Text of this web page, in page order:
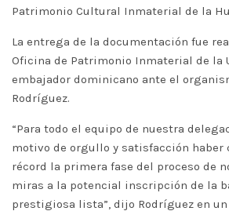
Patrimonio Cultural Inmaterial de la
La entrega de la documentación fue
Oficina de Patrimonio Inmaterial de la
embajador dominicano ante el
Rodríguez.
“Para todo el equipo de nuestra
motivo de orgullo y satisfacción haber
récord la primera fase del proceso de
miras a la potencial inscripción de la
prestigiosa lista”, dijo Rodríguez en